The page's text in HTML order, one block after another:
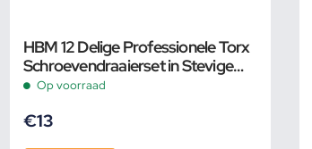
HBM 12 Delige Professionele Torx
Schroevendraaierset in Stevige
Opbergetui
Op voorraad
€13